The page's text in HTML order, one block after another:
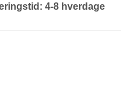
4-8 hverdage